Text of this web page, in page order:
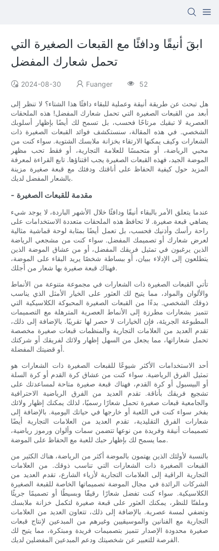
ابقَ أنيقًا ودافئًا مع القبعات الصغيرة التي
تحمل شعارك المفضل
2024-08-30 Fuanger 52
هل تبحث عن طريقة أنيقة وعملية للبقاء دافئًا هذا الشتاء؟ لا تنظر إلى
أبعد من القبعات الصغيرة التي تحمل شعارك المفضل! هذه الملحقات
العصرية لا تبقيك مرتاحًا فحسب، بل تسمح لك أيضًا بإظهار أسلوبك
الشخصي. في هذه المقالة، سنستكشف فوائد القبعات الصغيرة ذات
الشعارات وكيف يمكنها الارتقاء بخزانة ملابسك الشتوية. سواء كنت من
محبي الرياضة، أو متحمسًا للعلامة التجارية، أو فقط تحب مظهر
الموضة الجيد، فهذه القبعات الصغيرة يجب اقتناؤها. تابع القراءة لمعرفة
المزيد حول كيفية الحفاظ على أناقتك ودفئك مع قبعة صغيرة مزينة
بالشعار المفضل لديك.
- مقدمة للقبعات الصغيرة
عندما يتعلق الأمر بالبقاء أنيقًا ودافئًا خلال الأشهر الباردة، لا يوجد شيء
يضاهي قبعة صغيرة. لا تحافظ هذه الملحقات متعددة الاستخدامات على
راحة رأسك وأذنيك فحسب، بل تعمل أيضًا بمثابة لوحة قماشية مثالية
لعرض شعارك أو تصميمك المفضل. سواء كنت من مشجعي الرياضة
الذين يرغبون في تمثيل فريقك المفضل، أو من عشاق الموضة الذين
يتطلعون إلى الإدلاء ببيان، أو ببساطة شخصًا يريد البقاء على الموضة،
فهناك قبعة صغيرة بها شعار من أجلك.
تأتي القبعات الصغيرة ذات الشعارات في مجموعة متنوعة من الأنماط
والألوان والمواد، مما يتيح لك العثور على الخيار الأمثل الذي يناسب
ذوقك الشخصي. بدءًا من القبعات الصغيرة المحبوكة الكلاسيكية التي
تتميز بشعارات مطرزة إلى الأنماط العصرية المترهلة مع التصميمات
المطبوعة الجريئة، فإن الخيارات لا حصر لها تقريبًا. بالإضافة إلى ذلك،
تقدم العديد من العلامات التجارية والمنظمات قبعات صغيرة مخصصة
تحمل شعاراتها، مما يجعل من السهل إظهار ولائك لفريقك أو شركتك
أو قضيتك المفضلة.
أحد الاستخدامات الأكثر شيوعًا للقبعات الصغيرة ذات الشعارات هو
تمثيل الفرق الرياضية. سواء كنت من عشاق كرة القدم أو كرة السلة
أو البيسبول أو كرة القدم، فهناك قبعة صغيرة متاحة لمساعدتك على
تشجيع فريقك بأناقة. تقدم العديد من الفرق الرياضية الاحترافية
والجامعية قبعات صغيرة تحمل شعارًا رسميًا، لذلك يمكنك إظهار ولائك
بفخر سواء كنت في اللعبة أو خارجها في حياتك اليومية. بالإضافة إلى
شعارات الفرق التقليدية، تقدم العديد من العلامات التجارية أيضًا
تصميمات أنيقة وفريدة من نوعها تتضمن سمات وألوان ورموز رياضية،
مما يسمح لك بإظهار حبك للعبة مع الحفاظ على الموضة.
بالنسبة لأولئك الذين يهتمون بالموضة أكثر من الرياضة، هناك الكثير من
القبعات الصغيرة ذات الشعارات التي تناسب ذوقك. من العلامات
التجارية الراقية إلى العلامات التجارية لأزياء الشارع، تقدم العديد من
الشركات الرائدة في مجال الموضة تصميماتها الخاصة للقبعة الصغيرة
الكلاسيكية. سواء كنت تفضل شعارًا رقيقًا وبسيطًا أو تصميمًا جريئًا
وملفتًا للنظر، يمكنك العثور على قبعة صغيرة لتكمل خزانة ملابسك
وتضفي لمسة عصرية. بالإضافة إلى ذلك، تتعاون العديد من العلامات
التجارية مع الفنانين والموسيقيين وغيرهم من المبدعين لإنتاج قبعات
صغيرة محدودة الإصدار تتميز بتصميمات فريدة ومبتكرة، مما يتيح لك
الفرصة للتعبير عن شخصيتك ودعم المبدعين المفضلين لديك.